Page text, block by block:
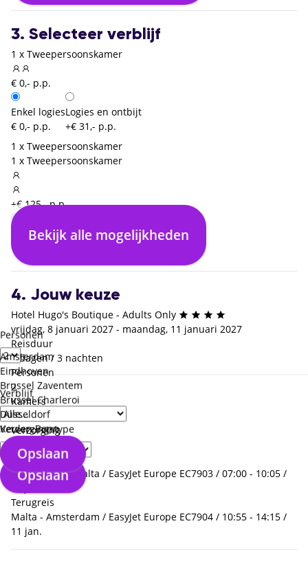
Personen
Verblijf
Verzorgingstype
Opslaan
Amsterdam
Eindhoven
Brussel Zaventem
Brussel Charleroi
Düsseldorf
Keulen Bonn
Opslaan
3. Selecteer verblijf
1 x Tweepersoonskamer
€ 0,- p.p.
Enkel logies
€ 0,- p.p.
Logies en ontbijt
+€ 31,- p.p.
1 x Tweepersoonskamer
1 x Tweepersoonskamer
+€ 125,- p.p.
Enkel logies
€ 0,- p.p.
Bekijk alle mogelijkheden
4. Jouw keuze
Hotel Hugo's Boutique - Adults Only
vrijdag, 8 januari 2027 - maandag, 11 januari 2027
Reisduur
4 dagen / 3 nachten
Personen
2
Kamers
1 x Tweepersoonskamer
Verzorging
Enkel logies
Heenreis
Amsterdam - Malta / EasyJet Europe EC7903 / 07:00 - 10:05 /
08 jan.
Terugreis
Malta - Amsterdam / EasyJet Europe EC7904 / 10:55 - 14:15 /
11 jan.